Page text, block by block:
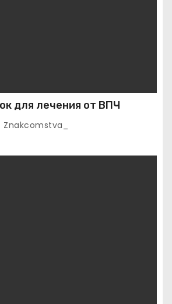
для лечения от ВПЧ
Znakcomstva_